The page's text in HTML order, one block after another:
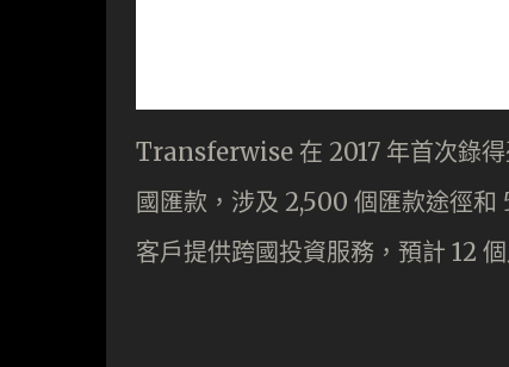
Transferwise 在 2017 年首次錄
國匯款，涉及 2,500 個匯款途徑
客戶提供跨國投資服務，預計 12 個